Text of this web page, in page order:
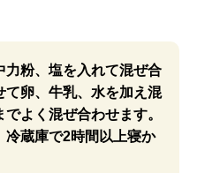
力粉、塩を入れて混ぜ合
て卵、牛乳、水を加え混
よく混ぜ合わせます。
冷蔵庫で2時間以上寝か